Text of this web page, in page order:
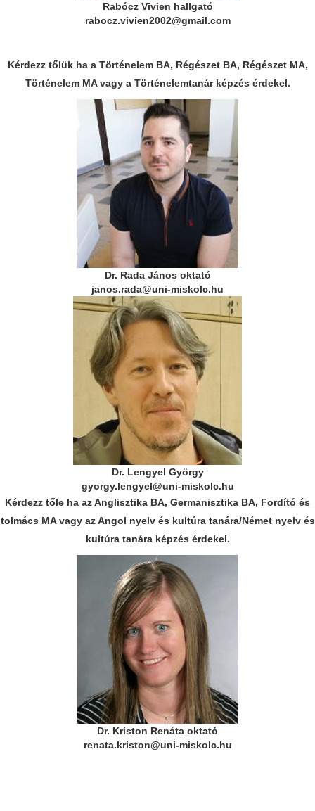
Rabócz Vivien hallgató
rabocz.vivien2002@gmail.com
Kérdezz tőlük ha a Történelem BA, Régészet BA, Régészet MA,
Történelem MA vagy a Történelemtanár képzés érdekel.
Dr. Rada János oktató
janos.rada@uni-miskolc.hu
Dr. Lengyel György
gyorgy.lengyel@uni-miskolc.hu
Kérdezz tőle ha az Anglisztika BA, Germanisztika BA, Fordító és
tolmács MA vagy az Angol nyelv és kultúra tanára/Német nyelv és
kultúra tanára képzés érdekel.
Dr. Kriston Renáta oktató
renata.kriston@uni-miskolc.hu